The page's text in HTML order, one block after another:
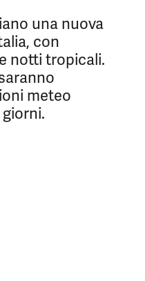
una nuova
con
notti tropicali.
meteo